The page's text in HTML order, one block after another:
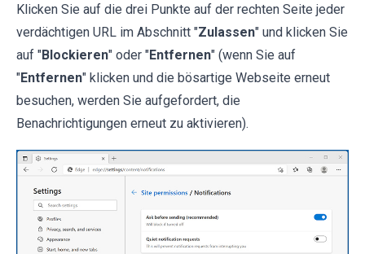
Klicken Sie auf die drei Punkte auf der rechten Seite jeder
verdächtigen URL im Abschnitt "Zulassen" und klicken Sie
auf "Blockieren" oder "Entfernen" (wenn Sie auf
"Entfernen" klicken und die bösartige Webseite erneut
besuchen, werden Sie aufgefordert, die
Benachrichtigungen erneut zu aktivieren).